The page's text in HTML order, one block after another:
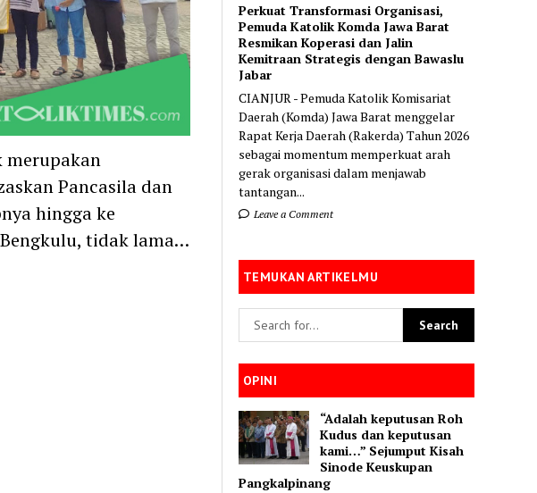
merupakan
Pancasila dan
hingga ke
tidak lama…
Perkuat Transformasi Organisasi,
Pemuda Katolik Komda Jawa Barat
Resmikan Koperasi dan Jalin
Kemitraan Strategis dengan Bawaslu
Jabar
CIANJUR - Pemuda Katolik Komisariat
Daerah (Komda) Jawa Barat menggelar
Rapat Kerja Daerah (Rakerda) Tahun 2026
sebagai momentum memperkuat arah
gerak organisasi dalam menjawab
tantangan...
Leave a Comment
TEMUKAN ARTIKELMU
OPINI
“Adalah keputusan Roh
Kudus dan keputusan
kami…” Sejumput Kisah
Sinode Keuskupan
Pangkalpinang